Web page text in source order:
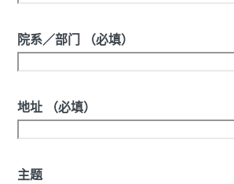
院系／部门 （必填）
地址 （必填）
主题